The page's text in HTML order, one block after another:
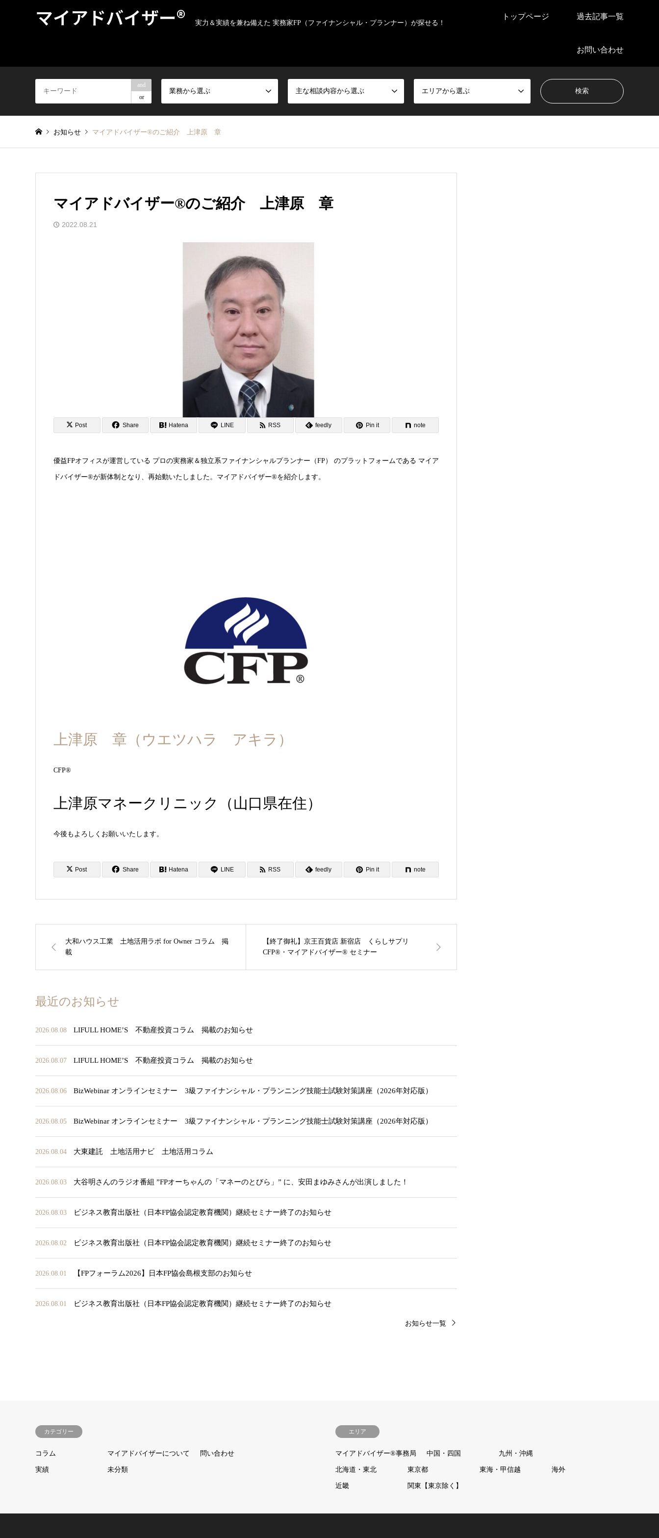
マイアドバイザー® 実力＆実績を兼ね備えた 実務家FP（ファイナンシャル・プランナー）が探せる！
トップページ 過去記事一覧
お問い合わせ
and
or
業務から選ぶ 主な相談内容から選ぶ エリアから選ぶ
お知らせ マイアドバイザー®のご紹介 上津原 章
マイアドバイザー®のご紹介 上津原 章
2022.08.21
Post Share Hatena LINE RSS feedly Pin it note
優益FPオフィスが運営している プロの実務家＆独立系ファイナンシャルプランナー（FP） のプラットフォームである マイア
ドバイザー®が新体制となり、再始動いたしました。マイアドバイザー®を紹介します。
上津原 章（ウエツハラ アキラ）
CFP®︎
上津原マネークリニック（山口県在住）
今後もよろしくお願いいたします。
Post Share Hatena LINE RSS feedly Pin it note
大和ハウス工業 土地活用ラボ for Owner コラム 掲
載
【終了御礼】京王百貨店 新宿店 くらしサプリ
CFP®・マイアドバイザー® セミナー
最近のお知らせ
2026.08.08 LIFULL HOME’S 不動産投資コラム 掲載のお知らせ
2026.08.07 LIFULL HOME’S 不動産投資コラム 掲載のお知らせ
2026.08.06 BizWebinar オンラインセミナー 3級ファイナンシャル・プランニング技能士試験対策講座（2026年対応版）
2026.08.05 BizWebinar オンラインセミナー 3級ファイナンシャル・プランニング技能士試験対策講座（2026年対応版）
2026.08.04 大東建託 土地活用ナビ 土地活用コラム
2026.08.03 大谷明さんのラジオ番組 ”FPオーちゃんの「マネーのとびら」” に、安田まゆみさんが出演しました！
2026.08.03 ビジネス教育出版社（日本FP協会認定教育機関）継続セミナー終了のお知らせ
2026.08.02 ビジネス教育出版社（日本FP協会認定教育機関）継続セミナー終了のお知らせ
2026.08.01 【FPフォーラム2026】日本FP協会島根支部のお知らせ
2026.08.01 ビジネス教育出版社（日本FP協会認定教育機関）継続セミナー終了のお知らせ
お知らせ一覧
カテゴリー
コラム マイアドバイザーについて 問い合わせ
実績 未分類
エリア
マイアドバイザー®事務局 中国・四国 九州・沖縄
北海道・東北 東京都 東海・甲信越 海外
近畿 関東【東京除く】